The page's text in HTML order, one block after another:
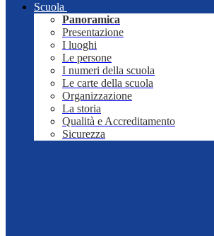
Scuola
Panoramica
Presentazione
I luoghi
Le persone
I numeri della scuola
Le carte della scuola
Organizzazione
La storia
Qualità e Accreditamento
Sicurezza